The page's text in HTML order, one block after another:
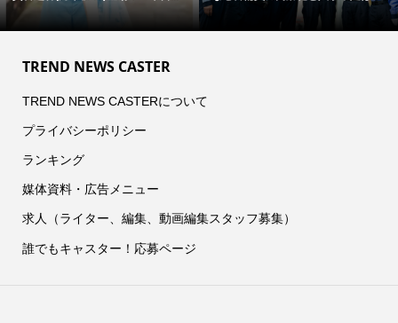
TREND NEWS CASTER
TREND NEWS CASTERについて
プライバシーポリシー
ランキング
媒体資料・広告メニュー
求人（ライター、編集、動画編集スタッフ募集）
誰でもキャスター！応募ページ